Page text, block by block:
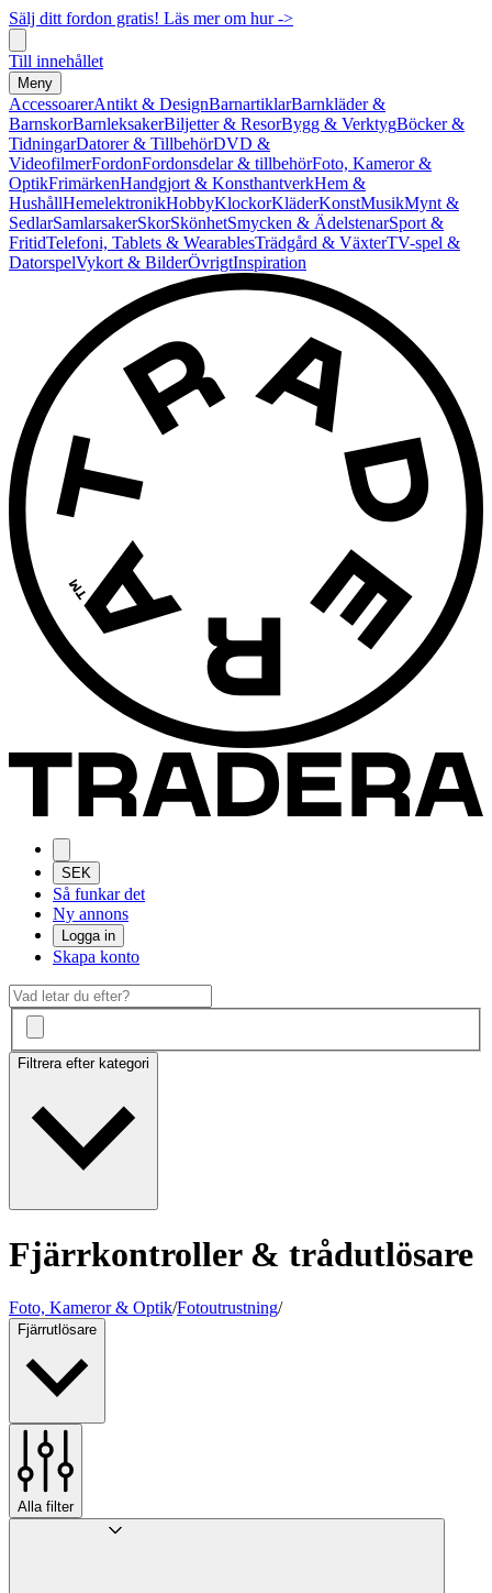
Sälj ditt fordon gratis! Läs mer om hur ->
Till innehållet
Meny
AccessoarerAntikt & DesignBarnartiklarBarnkläder &
BarnskorBarnleksakerBiljetter & ResorBygg & VerktygBöcker &
TidningarDatorer & TillbehörDVD &
VideofilmerFordonFordonsdelar & tillbehörFoto, Kameror &
OptikFrimärkenHandgjort & KonsthantverkHem &
HushållHemelektronikHobbyKlockorKläderKonstMusikMynt &
SedlarSamlarsakerSkorSkönhetSmycken & ÄdelstenarSport &
FritidTelefoni, Tablets & WearablesTrädgård & VäxterTV-spel &
DatorspelVykort & BilderÖvrigtInspiration
SEK
Så funkar det
Ny annons
Logga in
Skapa konto
Filtrera efter kategori
Fjärrkontroller & trådutlösare
Foto, Kameror & Optik/Fotoutrustning/
Fjärrutlösare
Alla filter